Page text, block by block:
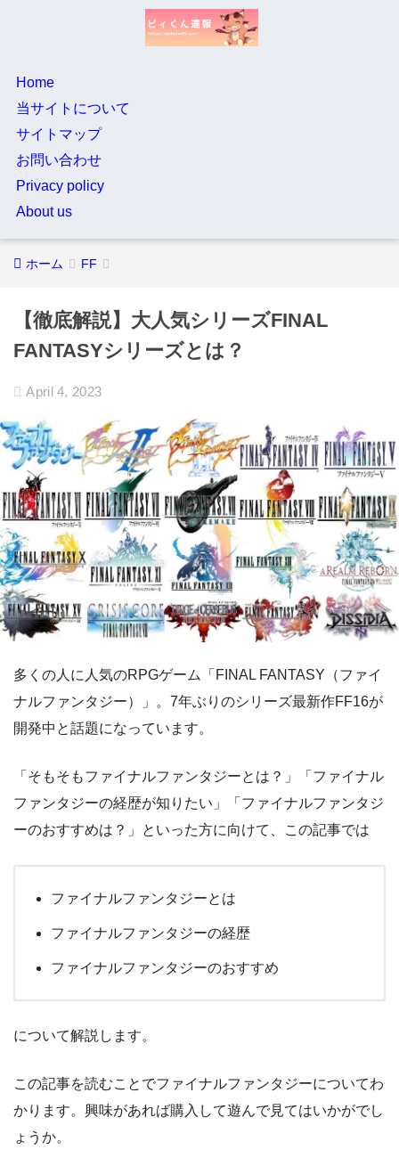
Home
当サイトについて
サイトマップ
お問い合わせ
Privacy policy
About us
ホーム FF
【徹底解説】大人気シリーズFINAL
FANTASYシリーズとは？
April 4, 2023
多くの人に人気のRPGゲーム「FINAL FANTASY（ファイ
ナルファンタジー）」。7年ぶりのシリーズ最新作FF16が
開発中と話題になっています。
「そもそもファイナルファンタジーとは？」「ファイナル
ファンタジーの経歴が知りたい」「ファイナルファンタジ
ーのおすすめは？」といった方に向けて、この記事では
ファイナルファンタジーとは
ファイナルファンタジーの経歴
ファイナルファンタジーのおすすめ
について解説します。
この記事を読むことでファイナルファンタジーについてわ
かります。興味があれば購入して遊んで見てはいかがでし
ょうか。